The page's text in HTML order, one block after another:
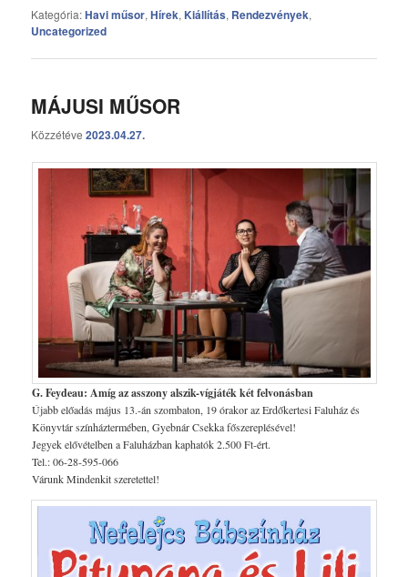
Kategória:Havi műsor,Hírek, Kiállítás, Rendezvények,
Uncategorized
MÁJUSI MŰSOR
Közzétéve2023.04.27.
G. Feydeau: Amíg az asszony alszik-vígjáték két felvonásban
Újabb előadás május 13.-án szombaton, 19 órakor az Erdőkertesi Faluház és
Könyvtár színháztermében, Gyebnár Csekka főszereplésével!
Jegyek elővételben a Faluházban kaphatók 2.500 Ft-ért.
Tel.: 06-28-595-066
Várunk Mindenkit szeretettel!